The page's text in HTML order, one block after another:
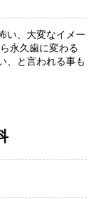
い、大変なイメー
永久歯に変わる
、と言われる事も